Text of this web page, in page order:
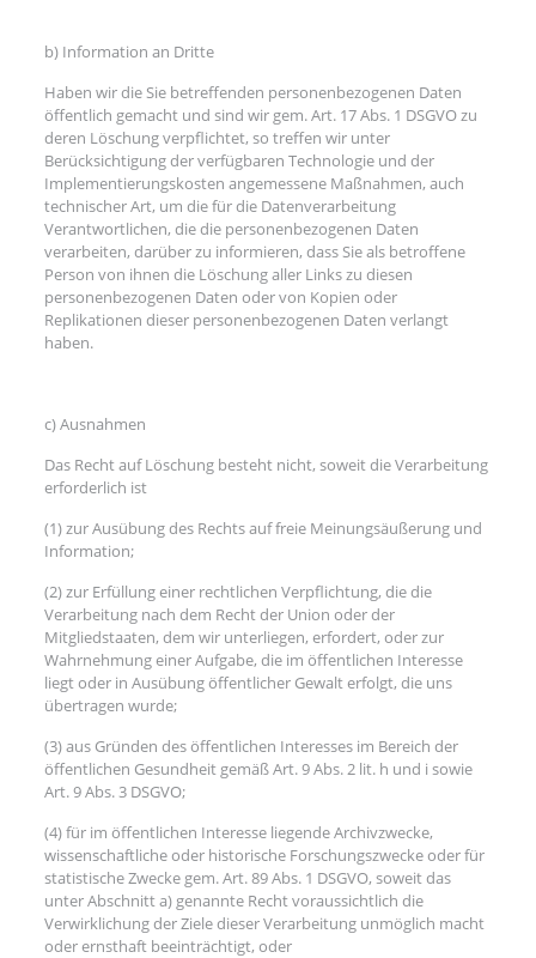
b) Information an Dritte
Haben wir die Sie betreffenden personenbezogenen Daten
öffentlich gemacht und sind wir gem. Art. 17 Abs. 1 DSGVO zu
deren Löschung verpflichtet, so treffen wir unter
Berücksichtigung der verfügbaren Technologie und der
Implementierungskosten angemessene Maßnahmen, auch
technischer Art, um die für die Datenverarbeitung
Verantwortlichen, die die personenbezogenen Daten
verarbeiten, darüber zu informieren, dass Sie als betroffene
Person von ihnen die Löschung aller Links zu diesen
personenbezogenen Daten oder von Kopien oder
Replikationen dieser personenbezogenen Daten verlangt
haben.
c) Ausnahmen
Das Recht auf Löschung besteht nicht, soweit die Verarbeitung
erforderlich ist
(1) zur Ausübung des Rechts auf freie Meinungsäußerung und
Information;
(2) zur Erfüllung einer rechtlichen Verpflichtung, die die
Verarbeitung nach dem Recht der Union oder der
Mitgliedstaaten, dem wir unterliegen, erfordert, oder zur
Wahrnehmung einer Aufgabe, die im öffentlichen Interesse
liegt oder in Ausübung öffentlicher Gewalt erfolgt, die uns
übertragen wurde;
(3) aus Gründen des öffentlichen Interesses im Bereich der
öffentlichen Gesundheit gemäß Art. 9 Abs. 2 lit. h und i sowie
Art. 9 Abs. 3 DSGVO;
(4) für im öffentlichen Interesse liegende Archivzwecke,
wissenschaftliche oder historische Forschungszwecke oder für
statistische Zwecke gem. Art. 89 Abs. 1 DSGVO, soweit das
unter Abschnitt a) genannte Recht voraussichtlich die
Verwirklichung der Ziele dieser Verarbeitung unmöglich macht
oder ernsthaft beeinträchtigt, oder